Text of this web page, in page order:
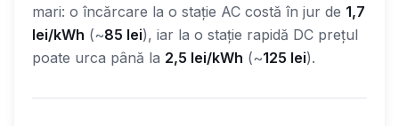
mari: o încărcare la o stație AC costă în jur de 1,7
lei/kWh (~85 lei), iar la o stație rapidă DC prețul
poate urca până la 2,5 lei/kWh (~125 lei).